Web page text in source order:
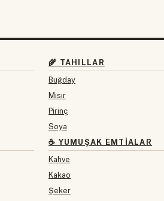
🌾 TAHILLAR
Buğday
Mısır
Pirinç
Soya
☕ YUMUŞAK EMTIALAR
Kahve
Kakao
Şeker